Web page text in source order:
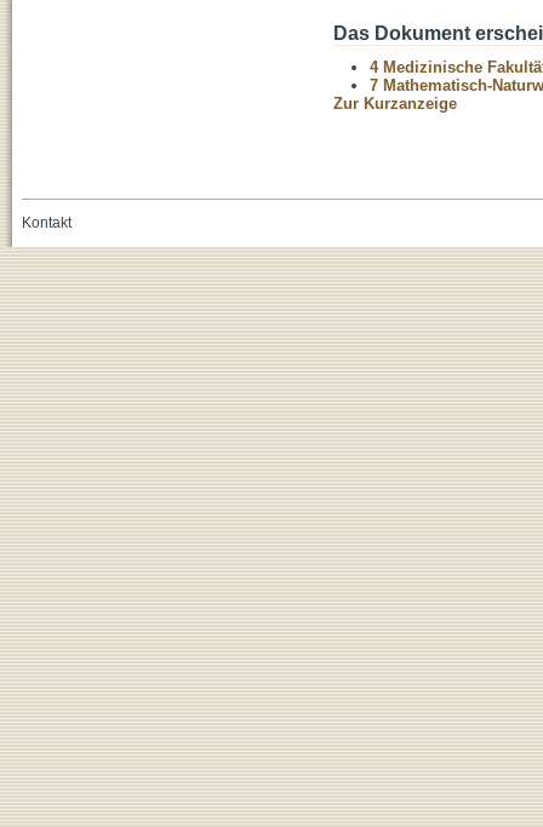
Das Dokument
4 Medizinische
7 Mathematisch-
Zur Kurzanzeige
Kontakt